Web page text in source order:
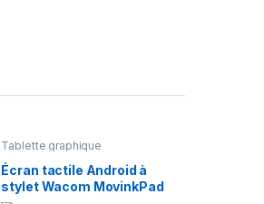
Tablette graphique
Écran tactile Android à
stylet Wacom MovinkPad